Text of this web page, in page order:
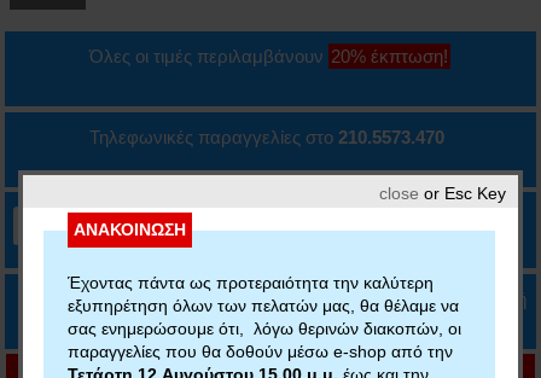
Όλες οι τιμές περιλαμβάνουν 20% έκπτωση!
Τηλεφωνικές παραγγελίες στο210.5573.470
ΔΩΡΕΑΝ ΑΠΟΣΤΟΛΗ
Δυνατότητα πληρωμής με κάρτα, IRIS ή αντικαταβολή
close or Esc Key
ΑΝΑΚΟΙΝΩΣΗ
Έχοντας πάντα ως προτεραιότητα την καλύτερη
εξυπηρέτηση όλων των πελατών μας, θα θέλαμε να
σας ενημερώσουμε ότι, λόγω θερινών διακοπών, οι
παραγγελίες που θα δοθούν μέσω e-shop από την